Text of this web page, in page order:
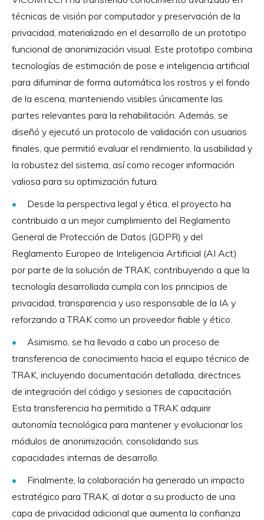
técnicas de visión por computador y preservación de la
privacidad, materializado en el desarrollo de un prototipo
funcional de anonimización visual. Este prototipo combina
tecnologías de estimación de pose e inteligencia artificial
para difuminar de forma automática los rostros y el fondo
de la escena, manteniendo visibles únicamente las
partes relevantes para la rehabilitación. Además, se
diseñó y ejecutó un protocolo de validación con usuarios
finales, que permitió evaluar el rendimiento, la usabilidad y
la robustez del sistema, así como recoger información
valiosa para su optimización futura.
Desde la perspectiva legal y ética, el proyecto ha
contribuido a un mejor cumplimiento del Reglamento
General de Protección de Datos (GDPR) y del
Reglamento Europeo de Inteligencia Artificial (AI Act)
por parte de la solución de TRAK, contribuyendo a que la
tecnología desarrollada cumpla con los principios de
privacidad, transparencia y uso responsable de la IA y
reforzando a TRAK como un proveedor fiable y ético.
Asimismo, se ha llevado a cabo un proceso de
transferencia de conocimiento hacia el equipo técnico de
TRAK, incluyendo documentación detallada, directrices
de integración del código y sesiones de capacitación.
Esta transferencia ha permitido a TRAK adquirir
autonomía tecnológica para mantener y evolucionar los
módulos de anonimización, consolidando sus
capacidades internas de desarrollo.
Finalmente, la colaboración ha generado un impacto
estratégico para TRAK, al dotar a su producto de una
capa de privacidad adicional que aumenta la confianza